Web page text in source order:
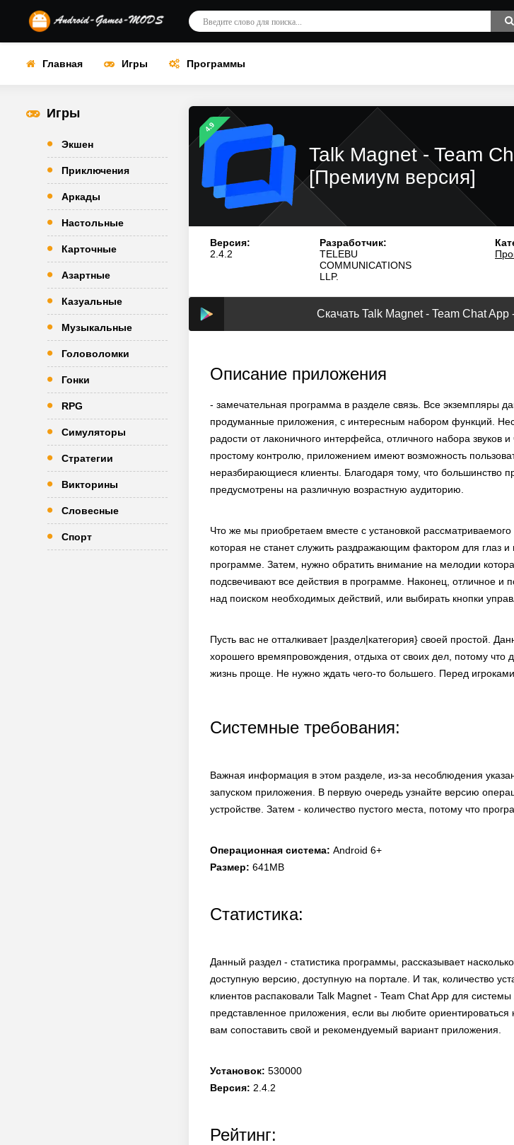
Главная Игры Программы
Игры
Экшен
Приключения
Аркады
Настольные
Карточные
Азартные
Казуальные
Музыкальные
Головоломки
Гонки
RPG
Симуляторы
Стратегии
Викторины
Словесные
Спорт
4.9
Talk Magnet - Team
[Премиум версия]
Версия:
2.4.2
Разработчик:
TELEBU
COMMUNICATIONS
LLP.
Скачать Talk Magnet - Team Chat
Описание приложения
- замечательная программа в разделе связь. Все экземпляры
продуманные приложения, с интересным набором функций.
радости от лаконичного интерфейса, отличного набора звуков
простому контролю, приложением имеют возможность
неразбирающиеся клиенты. Благодаря тому, что большинство
предусмотрены на различную возрастную аудиторию.
Что же мы приобретаем вместе с установкой
которая не станет служить раздражающим фактором для глаз
программе. Затем, нужно обратить внимание на мелодии
подсвечивают все действия в программе. Наконец, отличное и
над поиском необходимых действий, или выбирать кнопки
Пусть вас не отталкивает |раздел|категория} своей простой.
хорошего времяпровождения, отдыха от своих дел, потому
жизнь проще. Не нужно ждать чего-то большего. Перед
Системные требования:
Важная информация в этом разделе, из-за несоблюдения
запуском приложения. В первую очередь узнайте версию
устройстве. Затем - количество пустого места, потому что
Операционная система: Android 6+
Размер: 641MB
Статистика:
Данный раздел - статистика программы, рассказывает
доступную версию, доступную на портале. И так, количество
клиентов распаковали Talk Magnet - Team Chat App для
представленное приложения, если вы любите ориентироваться
вам сопоставить свой и рекомендуемый вариант приложения.
Установок: 530000
Версия: 2.4.2
Рейтинг: